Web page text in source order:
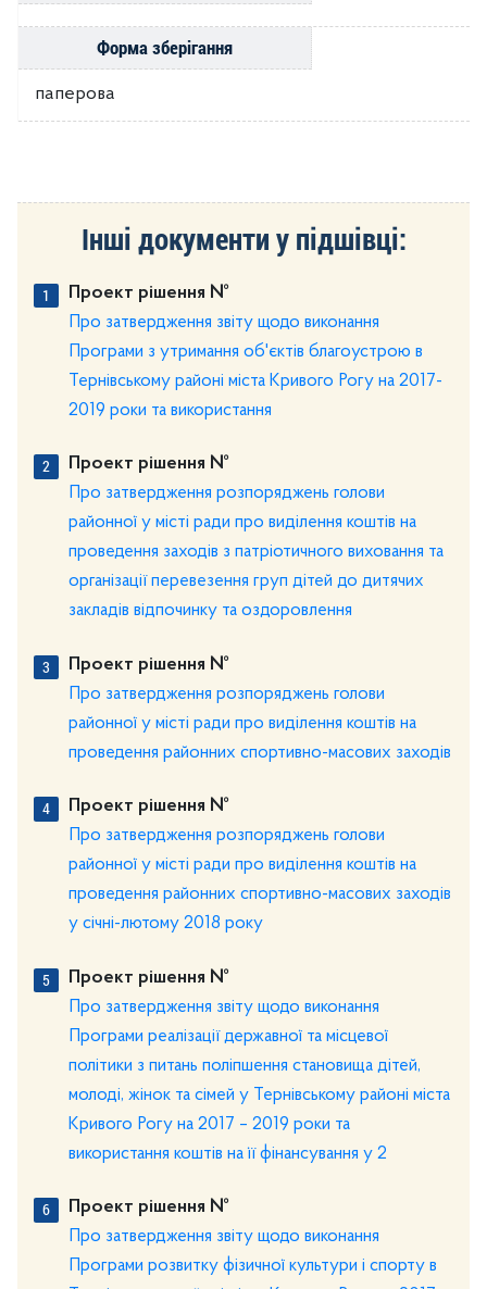
Форма зберігання
паперова
Інші документи у підшівці:
Проект рішення №
Про затвердження звіту щодо виконання
Програми з утримання об'єктів благоустрою в
Тернівському районі міста Кривого Рогу на 2017-
2019 роки та використання
Проект рішення №
Про затвердження розпоряджень голови
районної у місті ради про виділення коштів на
проведення заходів з патріотичного виховання та
організації перевезення груп дітей до дитячих
закладів відпочинку та оздоровлення
Проект рішення №
Про затвердження розпоряджень голови
районної у місті ради про виділення коштів на
проведення районних спортивно-масових заходів
Проект рішення №
Про затвердження розпоряджень голови
районної у місті ради про виділення коштів на
проведення районних спортивно-масових заходів
у січні-лютому 2018 року
Проект рішення №
Про затвердження звіту щодо виконання
Програми реалізації державної та місцевої
політики з питань поліпшення становища дітей,
молоді, жінок та сімей у Тернівському районі міста
Кривого Рогу на 2017 – 2019 роки та
використання коштів на її фінансування у 2
Проект рішення №
Про затвердження звіту щодо виконання
Програми розвитку фізичної культури і спорту в